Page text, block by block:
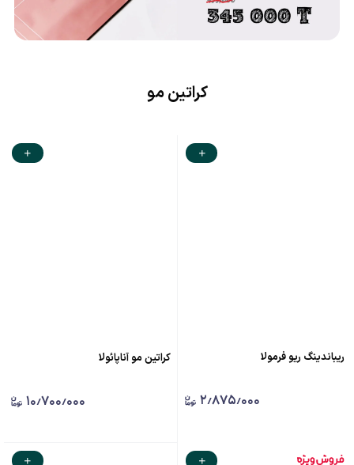
کراتین مو
ریباندینگ ریو فرمولا
۲٫۸۷۵٫۰۰۰
کراتین مو آناپائولا
۱۰٫۷۰۰٫۰۰۰